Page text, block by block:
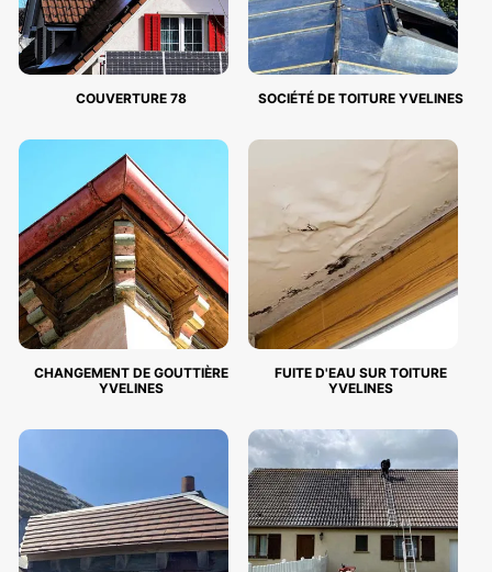
COUVERTURE 78 SOCIÉTÉ DE TOITURE YVELINES
CHANGEMENT DE GOUTTIÈRE
YVELINES
FUITE D'EAU SUR TOITURE
YVELINES